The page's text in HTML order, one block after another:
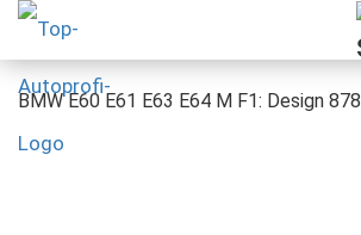
BMW E60 E61 E63 E64 M F1: Design 878